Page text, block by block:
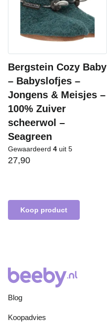
Bergstein Cozy Baby
– Babyslofjes –
Jongens & Meisjes –
100% Zuiver
scheerwol –
Seagreen
Gewaardeerd 4 uit 5
27,90
Koop product
Blog
Koopadvies